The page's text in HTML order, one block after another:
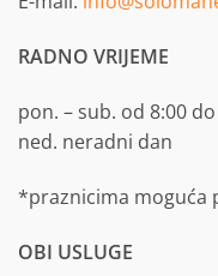
RADNO VRIJEME
pon. – sub. od 8:00
ned. neradni dan
*praznicima moguća
OBI USLUGE